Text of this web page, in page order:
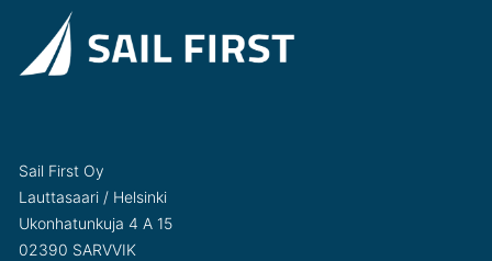
Sail First Oy
Lauttasaari / Helsinki
Ukonhatunkuja 4 A 15
02390 SARVVIK